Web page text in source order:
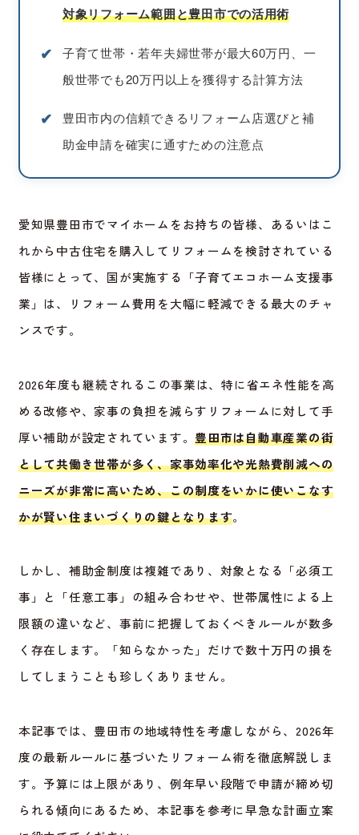
対象リフォーム範囲と豊田市での活用術
✔︎
子育て世帯・若年夫婦世帯が最大60万円、一
般世帯でも20万円以上を獲得する計算方法
✔︎
豊田市内の信頼できるリフォーム店選びと補
助金申請を確実に通すための注意点
愛知県豊田市でマイホームをお持ちの皆様、あるいはこ
れから中古住宅を購入してリフォームを検討されている
皆様にとって、国が実施する「子育てエコホーム支援事
業」は、リフォーム費用を大幅に軽減できる最大のチャ
ンスです。
2026年度も継続されるこの事業は、特に省エネ性能を高
める改修や、家事の負担を減らすリフォームに対して手
厚い補助が設定されています。豊田市は自動車産業の街
として共働き世帯が多く、家事効率化や光熱費削減への
ニーズが非常に高いため、この制度をいかに使いこなす
かが賢い住まいづくりの鍵となります。
しかし、補助金制度は複雑であり、対象となる「必須工
事」と「任意工事」の組み合わせや、世帯属性による上
限額の違いなど、事前に把握しておくべきルールが数多
く存在します。「知らなかった」だけで数十万円の損を
してしまうことも珍しくありません。
本記事では、豊田市の地域特性を考慮しながら、2026年
度の最新ルールに基づいたリフォーム術を徹底解説しま
す。予算には上限があり、例年早い段階で申請が締め切
られる傾向にあるため、本記事を参考に早急な計画立案